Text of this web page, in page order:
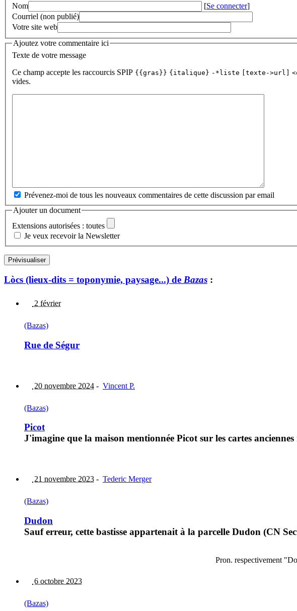
Nom
[Se connecter]
Courriel (non publié)
Votre site web
Ajoutez votre commentaire ici
Texte de votre message
Ce champ accepte les raccourcis SPIP {{gras}} {italique} -*liste [texte->url]
vides.
Prévenez-moi de tous les nouveaux commentaires de cette discussion par email
Ajouter un document
Extensions autorisées : toutes
Je veux recevoir la Newsletter
Lòcs (lieux-dits = toponymie, paysage...) de Bazas :
2 février
(Bazas)
Rue de Ségur
20 novembre 2024 - Vincent P.
(Bazas)
Picot
J'imagine que la maison mentionnée Picot sur les cartes
21 novembre 2023 - Tederic Merger
(Bazas)
Dudon
Sauf erreur, cette bastisse appartenait à la parcelle Dudon (CN
Pron. respectivement
6 octobre 2023
(Bazas)